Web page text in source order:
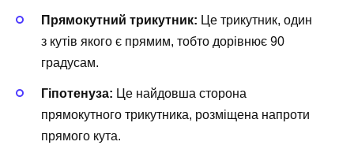
Прямокутний трикутник: Це трикутник, один
з кутів якого є прямим, тобто дорівнює 90
градусам.
Гіпотенуза: Це найдовша сторона
прямокутного трикутника, розміщена напроти
прямого кута.